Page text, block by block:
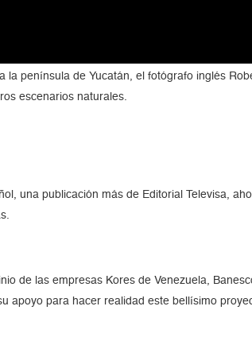
península de Yucatán, el fotógrafo inglés
escenarios naturales.
una publicación más de Editorial Televisa,
de las empresas Kores de Venezuela,
apoyo para hacer realidad este bellísimo